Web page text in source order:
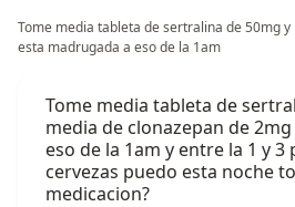
Tome media tableta de sertralina de 50mg
esta madrugada a eso de la 1am
Tome media tableta de
media de clonazepan de
eso de la 1am y entre la 1 y
cervezas puedo esta noche
medicacion?